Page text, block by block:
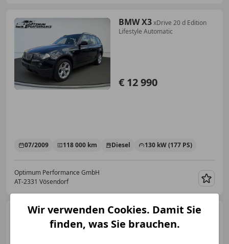
BMW X3xDrive 20 d Edition
Lifestyle Automatic
€ 12 990
07/2009 118 000 km Diesel 130 kW (177 PS)
Optimum Performance GmbH
AT-2331 Vösendorf
Audi A6 50 TDI quattro sport
Wir verwenden Cookies. Damit Sie
finden, was Sie brauchen.